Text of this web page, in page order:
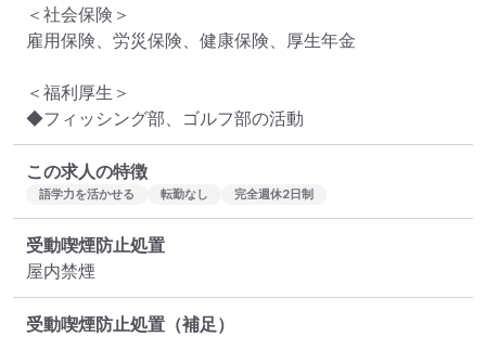
＜社会保険＞
雇用保険、労災保険、健康保険、厚生年金
＜福利厚生＞
◆フィッシング部、ゴルフ部の活動
この求人の特徴
語学力を活かせる 転勤なし 完全週休2日制
受動喫煙防止処置
屋内禁煙
受動喫煙防止処置（補足）